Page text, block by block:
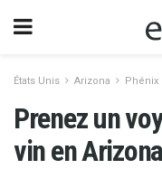
États Unis Arizona Phénix
Prenez un
vin en Arizona